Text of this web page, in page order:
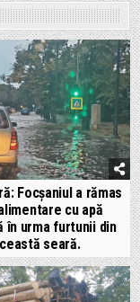
Focșaniul a rămas
cu apă
în urma furtunii din
seară.